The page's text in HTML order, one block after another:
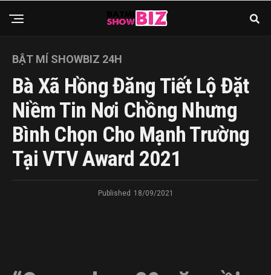
BẬT MÍ SHOWBIZ 24H
Bà Xã Hồng Đăng Tiết Lộ Đặt
Niềm Tin Nơi Chồng Nhưng
Bình Chọn Cho Mạnh Trường
Tại VTV Award 2021
Published 18/09/2021